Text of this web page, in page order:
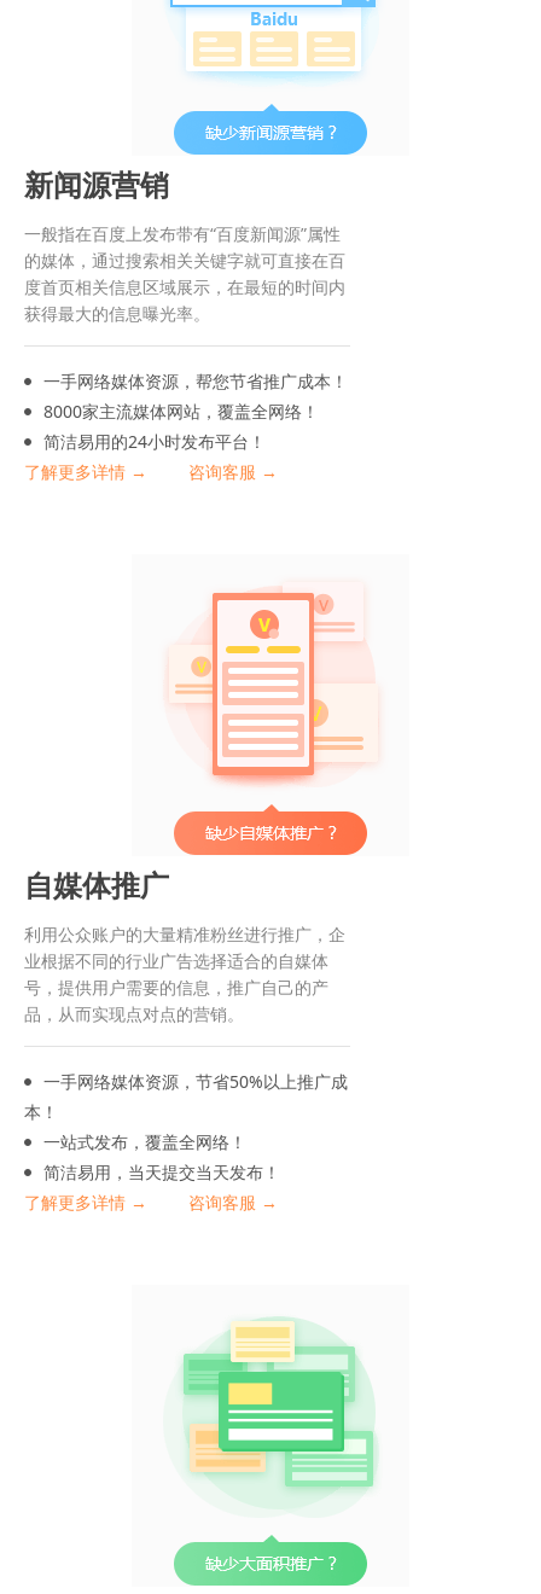
新闻源营销
一般指在百度上发布带有“百度新闻源”属性
的媒体，通过搜索相关关键字就可直接在百
度首页相关信息区域展示，在最短的时间内
获得最大的信息曝光率。
一手网络媒体资源，帮您节省推广成本！
8000家主流媒体网站，覆盖全网络！
简洁易用的24小时发布平台！
了解更多详情 →
咨询客服 →
自媒体推广
利用公众账户的大量精准粉丝进行推广，企
业根据不同的行业广告选择适合的自媒体
号，提供用户需要的信息，推广自己的产
品，从而实现点对点的营销。
一手网络媒体资源，节省50%以上推广成
本！
一站式发布，覆盖全网络！
简洁易用，当天提交当天发布！
了解更多详情 →
咨询客服 →